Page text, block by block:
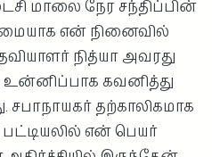
மாலை நேர சந்திப்பின்
என் நினைவில்
நித்யா அவரது
கவனித்து
தற்காலிகமாக
என் பெயர்